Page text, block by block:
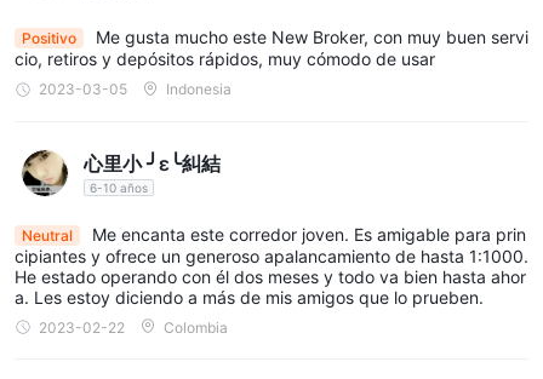
Soporte de correo electrónico@ AXOFA .com
Dirección de la empresa: Suite 305, Griffith Corporate Centre,
Beachmont, Kingstown, San Vicente y Granadinas.
Youtube.
Advertencia de riesgo
criptomonedas y derivados puede no ser adecuado para todos
los inversores, ya que conllevan un alto grado de riesgo para su
capital. Asegúrese de comprender completamente los riesgos
involucrados, teniendo en cuenta sus objetivos de inversión y su
Positivo
Me gusta mucho este New Broker, con muy buen servi
cio, retiros y depósitos rápidos, muy cómodo de usar
2023-03-05 Indonesia
心里小 ╯ε╰糾結
6-10 años
Neutral
Me encanta este corredor joven. Es amigable para prin
cipiantes y ofrece un generoso apalancamiento de hasta 1:1000.
He estado operando con él dos meses y todo va bien hasta ahor
a. Les estoy diciendo a más de mis amigos que lo prueben.
2023-02-22 Colombia